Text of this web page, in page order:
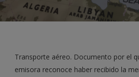
Transporte aéreo. Documento por el
emisora reconoce haber recibido la